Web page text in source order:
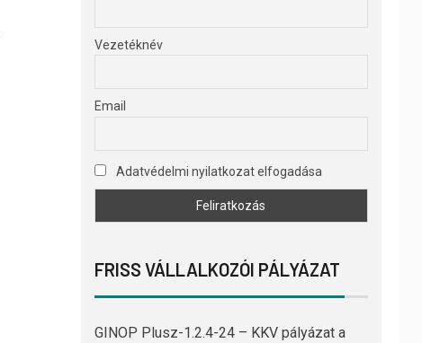
Vezetéknév
Email
Adatvédelmi nyilatkozat elfogadása
FRISS VÁLLALKOZÓI PÁLYÁZAT
GINOP Plusz-1.2.4-24 – KKV pályázat a